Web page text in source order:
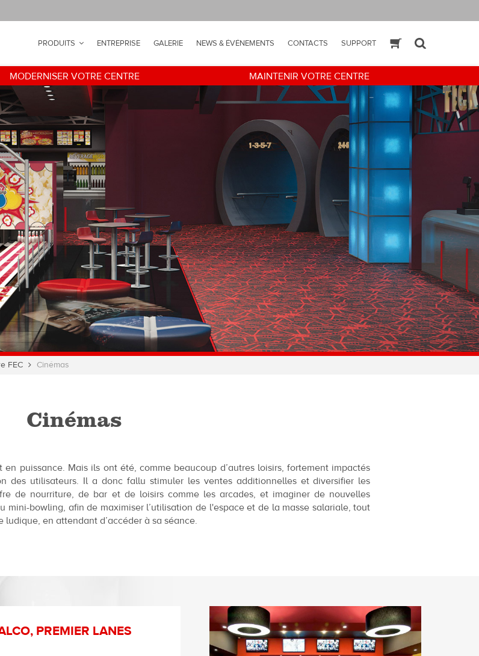
PRODUITS ENTREPRISE GALERIE NEWS & ÉVÉNEMENTS CONTACTS SUPPORTESHOP
MODERNISER VOTRE CENTRE MAINTENIR VOTRE CENTRE
FEC Cinémas
Cinémas
puissance. Mais ils ont été, comme beaucoup d’autres loisirs, fortement impactés
des utilisateurs. Il a donc fallu stimuler les ventes additionnelles et diversifier les
de nourriture, de bar et de loisirs comme les arcades, et imaginer de nouvelles
mini-bowling, afin de maximiser l’utilisation de l'espace et de la masse salariale, tout
en attendant d’accéder à sa séance.
PREMIER LANES